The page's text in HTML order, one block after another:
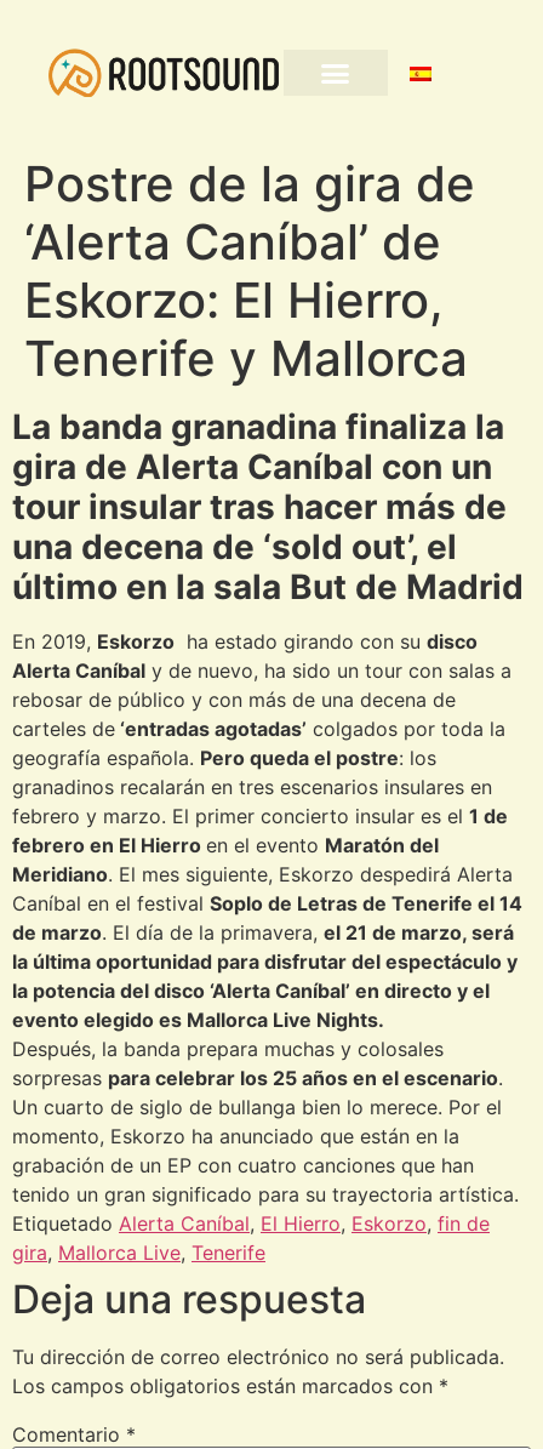
Postre de la gira de
‘Alerta Caníbal’ de
Eskorzo: El Hierro,
Tenerife y Mallorca
La banda granadina finaliza la
gira de Alerta Caníbal con un
tour insular tras hacer más de
una decena de ‘sold out’, el
último en la sala But de Madrid
En 2019, Eskorzo ha estado girando con su disco
Alerta Caníbal y de nuevo, ha sido un tour con salas a
rebosar de público y con más de una decena de
carteles de ‘entradas agotadas’ colgados por toda la
geografía española. Pero queda el postre: los
granadinos recalarán en tres escenarios insulares en
febrero y marzo. El primer concierto insular es el 1 de
febrero en El Hierro en el evento Maratón del
Meridiano. El mes siguiente, Eskorzo despedirá Alerta
Caníbal en el festival Soplo de Letras de Tenerife el 14
de marzo. El día de la primavera, el 21 de marzo, será
la última oportunidad para disfrutar del espectáculo y
la potencia del disco ‘Alerta Caníbal’ en directo y el
evento elegido es Mallorca Live Nights.
Después, la banda prepara muchas y colosales
sorpresas para celebrar los 25 años en el escenario.
Un cuarto de siglo de bullanga bien lo merece. Por el
momento, Eskorzo ha anunciado que están en la
grabación de un EP con cuatro canciones que han
tenido un gran significado para su trayectoria artística.
Etiquetado Alerta Caníbal, El Hierro, Eskorzo, fin de
gira, Mallorca Live, Tenerife
Deja una respuesta
Tu dirección de correo electrónico no será publicada.
Los campos obligatorios están marcados con *
Comentario *